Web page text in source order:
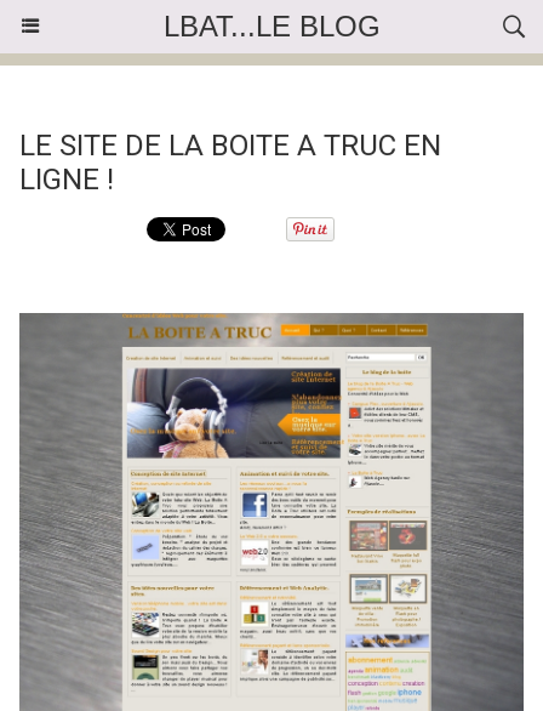
LBAT...LE BLOG
LE SITE DE LA BOITE A TRUC EN
LIGNE !